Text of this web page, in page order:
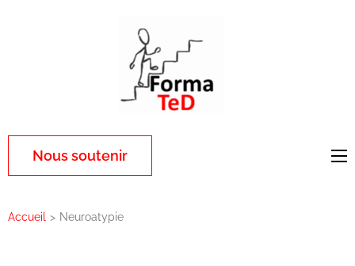
Nous soutenir
Accueil > Neuroatypie